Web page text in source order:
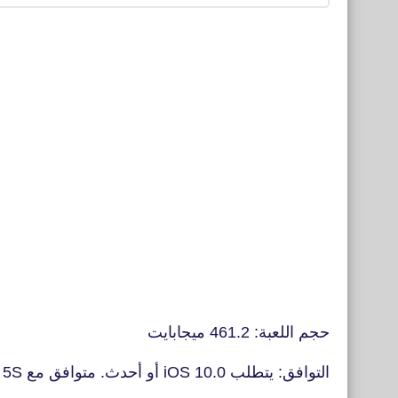
حجم اللعبة: 461.2 ميجابايت
التوافق: يتطلب iOS 10.0 أو أحدث. متوافق مع iPhone 5S و iPhone 6 ووغيرها